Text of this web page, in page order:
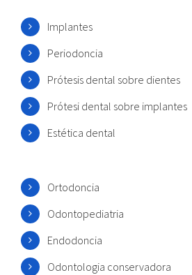
Implantes
Periodoncia
Prótesis dental sobre dientes
Prótesi dental sobre implantes
Estética dental
Ortodoncia
Odontopediatria
Endodoncia
Odontologia conservadora